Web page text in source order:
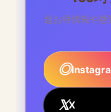
超お得情報や
X